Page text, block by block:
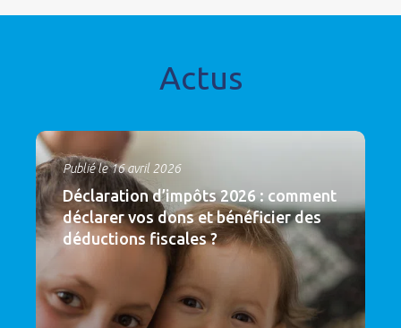
Actus
Publié le 16 avril 2026
Déclaration d’impôts 2026 : comment
déclarer vos dons et bénéficier des
déductions fiscales ?